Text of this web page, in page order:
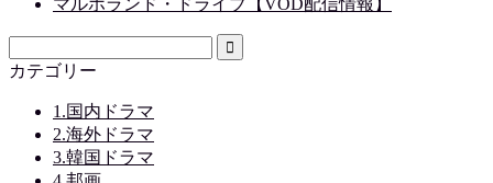
マルホランド・ドライブ【VOD配信情報】
カテゴリー
1.国内ドラマ
2.海外ドラマ
3.韓国ドラマ